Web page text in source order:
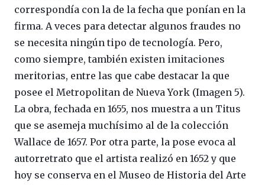
correspondía con la de la fecha que ponían en la
firma. A veces para detectar algunos fraudes no
se necesita ningún tipo de tecnología. Pero,
como siempre, también existen imitaciones
meritorias, entre las que cabe destacar la que
posee el Metropolitan de Nueva York (Imagen 5).
La obra, fechada en 1655, nos muestra a un Titus
que se asemeja muchísimo al de la colección
Wallace de 1657. Por otra parte, la pose evoca al
autorretrato que el artista realizó en 1652 y que
hoy se conserva en el Museo de Historia del Arte